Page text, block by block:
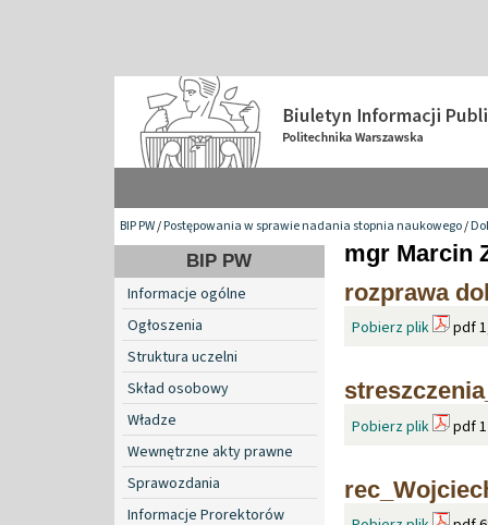
BIP PW/Postępowania w sprawie nadania stopnia naukowego/
BIP PW
Informacje ogólne
Ogłoszenia
Struktura uczelni
Skład osobowy
Władze
Wewnętrzne akty prawne
Sprawozdania
Informacje Prorektorów
mgr Marcin
rozprawa
Pobierz plik pdf
Pobierz plik pdf